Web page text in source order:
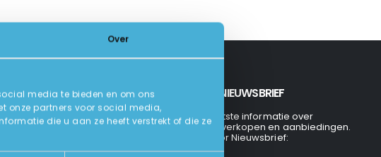
Over
media te bieden en om ons
onze partners voor social media,
die u aan ze heeft verstrekt of die ze
INSCHRIJVEN NIEUWSBRIEF
Ontvang de laatste informatie over
evenementen, verkopen en aanbiedingen.
Aanmelden voor Nieuwsbrief: